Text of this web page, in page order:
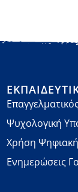
Ψυχολογική
Χρήση
Ενημερώσεις